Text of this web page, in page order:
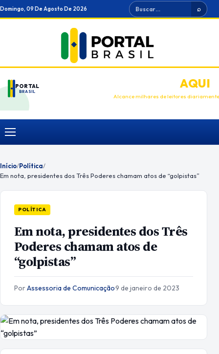
Ir
para
Domingo, 09 De Agosto De 2026 Buscar ⌕
PORTAL
BRASIL
ANUNCIEAQUI
Alcance milhares de leitores diariamente
Menu
Início/Política/
Em nota, presidentes dos Três Poderes chamam atos de “golpistas”
POLÍTICA
Em nota, presidentes dos Três
Poderes chamam atos de
“golpistas”
PorAssessoria de Comunicação·9 de janeiro de 2023